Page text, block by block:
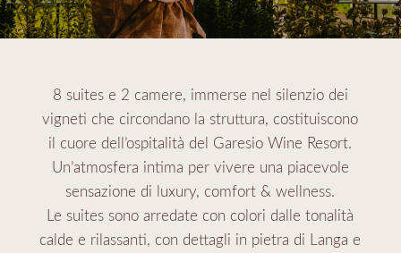
8 suites e 2 camere, immerse nel silenzio dei
vigneti che circondano la struttura, costituiscono
il cuore dell’ospitalità del Garesio Wine Resort.
Un’atmosfera intima per vivere una piacevole
sensazione di luxury, comfort & wellness.
Le suites sono arredate con colori dalle tonalità
calde e rilassanti, con dettagli in pietra di Langa e